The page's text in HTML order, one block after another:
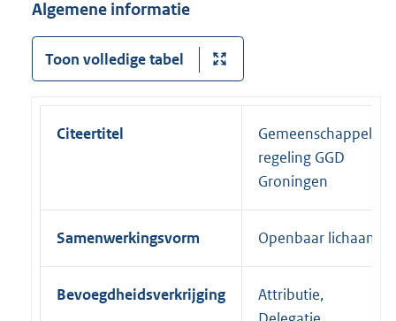
Algemene informatie
Toon volledige tabel
Citeertitel
Gemeenschappelijke
regeling GGD
Groningen
Samenwerkingsvorm Openbaar lichaam
Bevoegdheidsverkrijging
Attributie,